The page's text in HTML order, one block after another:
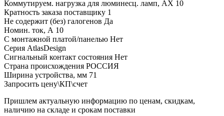
Коммутируем. нагрузка для люминесц. ламп, AX 10
Кратность заказа поставщику 1
Не содержит (без) галогенов Да
Номин. ток, А 10
С монтажной платой/панелью Нет
Серия AtlasDesign
Сигнальный контакт состояния Нет
Страна происхождения РОССИЯ
Ширина устройства, мм 71
Запросить цену\КП\счет
Пришлем актуальную информацию по ценам, скидкам,
наличию на складе и срокам поставки